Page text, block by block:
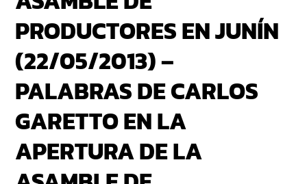
PRODUCTORES EN JUNÍN
(22/05/2013) –
PALABRAS DE CARLOS
GARETTO EN LA
APERTURA DE LA